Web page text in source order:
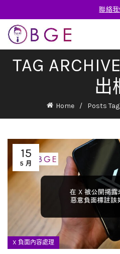
聯絡我
TAG
出
Home Posts
15
5 月
X 負面內容處理